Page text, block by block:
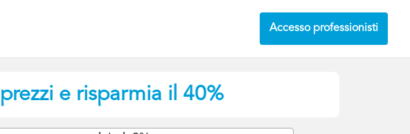
Accesso professionisti
e risparmia il 40%